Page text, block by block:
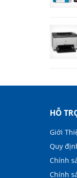
HỖ
Giới
Quy
Chính
Chính